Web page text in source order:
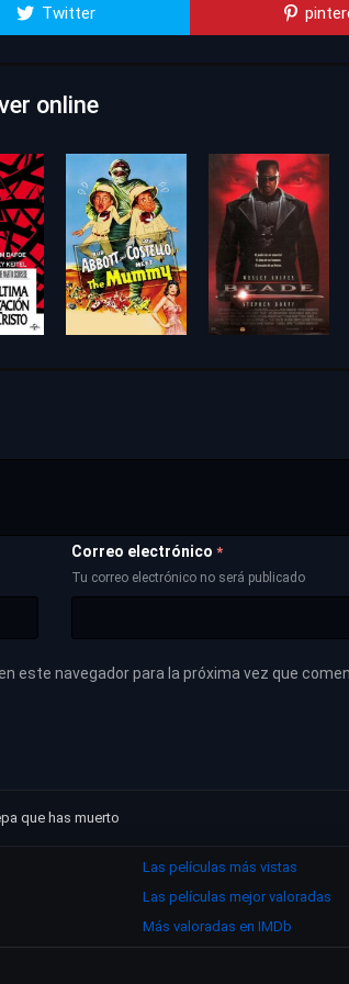
Twitter
online
Correo electrónico *
Tu correo electrónico no será publicado
este navegador para la próxima vez que
que has muerto
Las películas más vistas
Las películas mejor valoradas
Más valoradas en IMDb